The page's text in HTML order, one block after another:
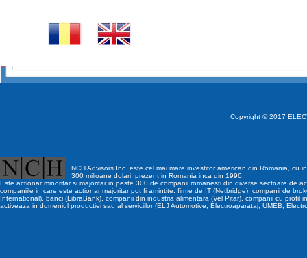
Copyright © 2017
NCH Advisors Inc. este cel mai mare investitor american din Romania, cu
300 milioane dolari, prezent in Romania inca din 1996.
Este actionar minoritar si majoritar in peste 300 de companii romanesti din diverse sectoare de
companiile in care este actionar majoritar pot fi amintite: firme de IT (Netbridge), companii de
International), banci (LibraBank), companii din industria alimentara (Vel Pitar), companii cu profil
activeaza in domeniul productiei sau al serviciilor (ELJ Automotive, Electroaparataj, UMEB,